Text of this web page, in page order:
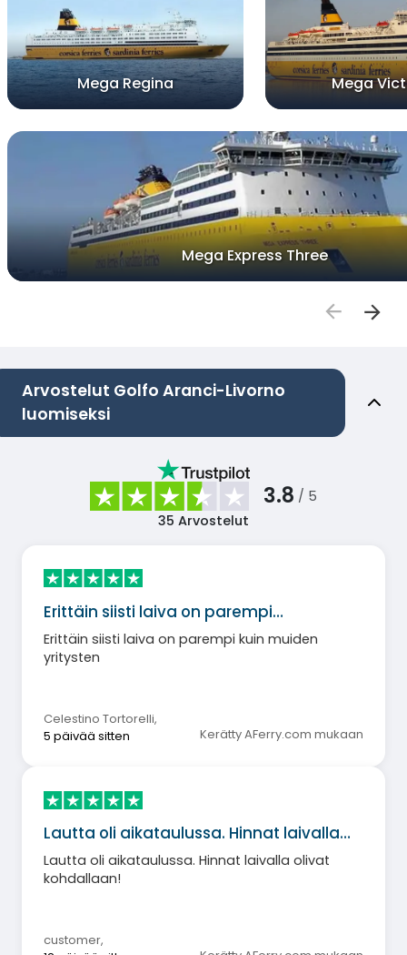
Mega Regina Mega
Mega Express Three
Arvostelut Golfo Aranci-Livorno
luomiseksi
3.8 / 5
35 Arvostelut
Erittäin siisti laiva on parempi…
Erittäin siisti laiva on parempi kuin muiden
yritysten
Celestino Tortorelli,
5 päivää sitten
Kerätty AFerry.com mukaan
Lautta oli aikataulussa. Hinnat laivalla…
Lautta oli aikataulussa. Hinnat laivalla olivat
kohdallaan!
customer,